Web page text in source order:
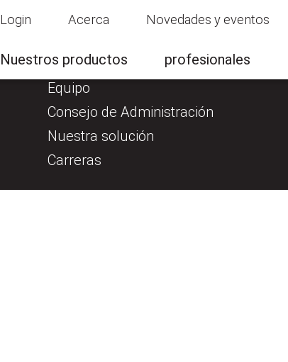
Login Acerca Novedades y eventos
Nuestros productos profesionales
Quiénes somos
Equipo
Consejo de Administración
Nuestra solución
Carreras